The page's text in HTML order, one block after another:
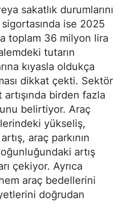
sakatlık durumlarını
ise 2025
toplam 36 milyon lira
tutarın
kıyasla oldukça
dikkat çekti. Sektör
birden fazla
belirtiyor. Araç
yükseliş,
araç parkının
artış
çekiyor. Ayrıca
araç bedellerini
doğrudan